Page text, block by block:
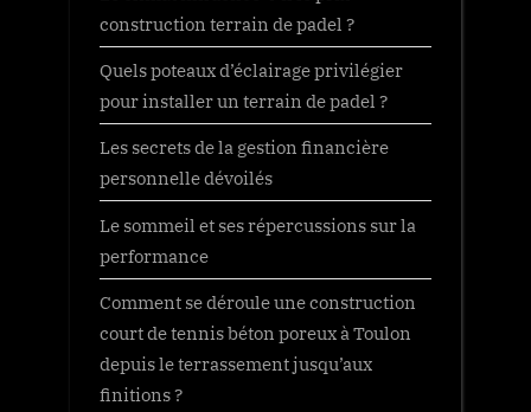
construction terrain de padel ?
Quels poteaux d’éclairage privilégier
pour installer un terrain de padel ?
Les secrets de la gestion financière
personnelle dévoilés
Le sommeil et ses répercussions sur la
performance
Comment se déroule une construction
court de tennis béton poreux à Toulon
depuis le terrassement jusqu’aux
finitions ?